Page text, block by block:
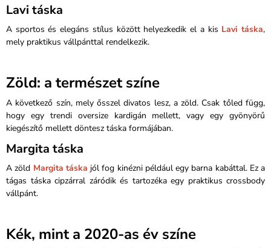
Lavi táska
A sportos és elegáns stílus között helyezkedik el a kis Lavi táska,
mely praktikus vállpánttal rendelkezik.
Zöld: a természet színe
A következő szín, mely ősszel divatos lesz, a zöld. Csak tőled függ,
hogy egy trendi oversize kardigán mellett, vagy egy gyönyörű
kiegészítő mellett döntesz táska formájában.
Margita táska
A zöld Margita táska jól fog kinézni például egy barna kabáttal. Ez a
tágas táska cipzárral záródik és tartozéka egy praktikus crossbody
vállpánt.
Kék, mint a 2020-as év színe